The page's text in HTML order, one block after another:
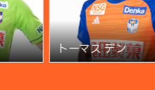
トーマス デン